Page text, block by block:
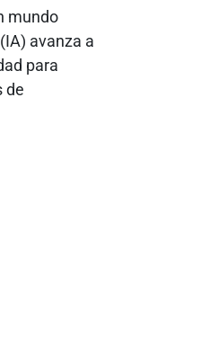
mundo
avanza a
para
de